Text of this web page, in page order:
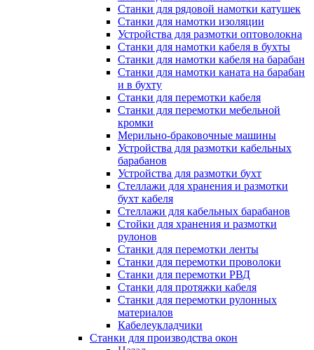
Станки для рядовой намотки катушек
Станки для намотки изоляции
Устройства для размотки оптоволокна
Станки для намотки кабеля в бухты
Станки для намотки кабеля на барабан
Станки для намотки каната на барабан
и в бухту
Станки для перемотки кабеля
Станки для перемотки мебельной
кромки
Мерильно-браковочные машины
Устройства для размотки кабельных
барабанов
Устройства для размотки бухт
Стеллажи для хранения и размотки
бухт кабеля
Стеллажи для кабельных барабанов
Стойки для хранения и размотки
рулонов
Станки для перемотки ленты
Станки для перемотки проволоки
Станки для перемотки РВД
Станки для протяжки кабеля
Станки для перемотки рулонных
материалов
Кабелеукладчики
Станки для производства окон